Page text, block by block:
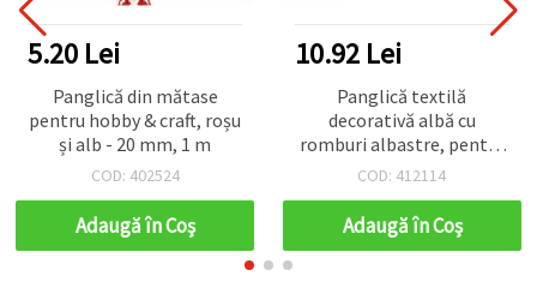
5.20 Lei
Panglică din mătase
pentru hobby & craft, roșu
și alb - 20 mm, 1 m
COD: 402524
Adaugă în Coş
10.92 Lei
Panglică textilă
decorativă albă cu
romburi albastre, pentru
cusut, mărțișoare și
15 mm x 5 m
COD: 412114
Adaugă în Coş